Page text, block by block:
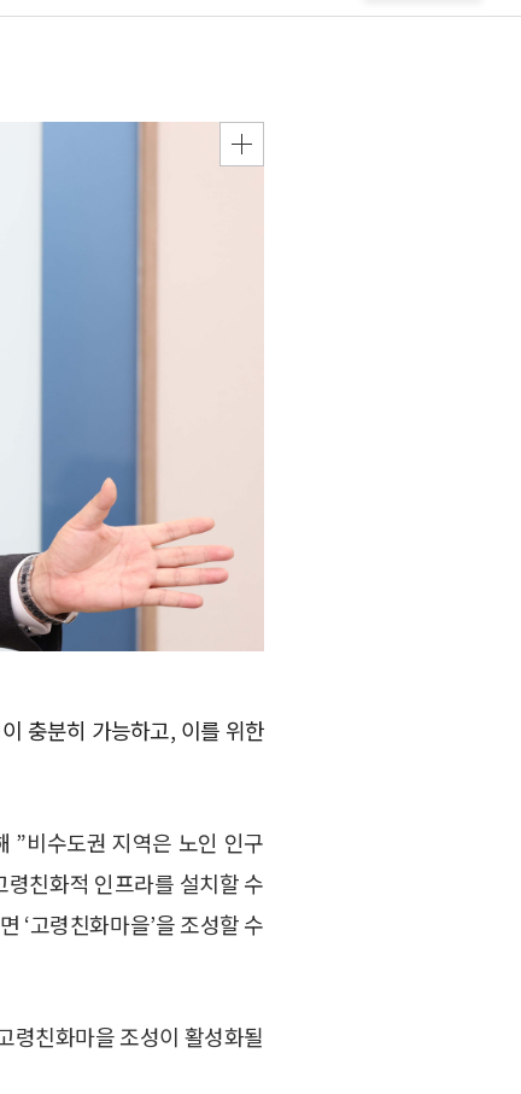
충분히 가능하고, 이를 위한
”비수도권 지역은 노인 인구
친화적 인프라를 설치할 수
‘고령친화마을’을 조성할 수
령친화마을 조성이 활성화될